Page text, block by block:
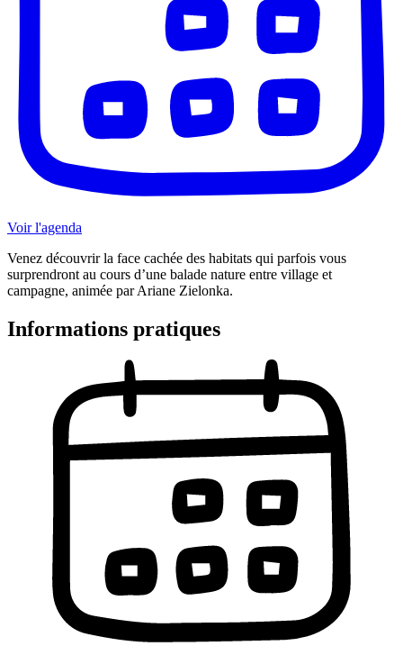
Voir l'agenda
Venez découvrir la face cachée des habitats qui parfois vous
surprendront au cours d’une balade nature entre village et
campagne, animée par Ariane Zielonka.
Informations pratiques